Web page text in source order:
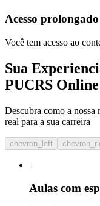
Acesso prolongado
Você tem acesso ao
Sua
PUCRS Online
Descubra como a
real para a sua carreira​
chevron_left
Aulas com